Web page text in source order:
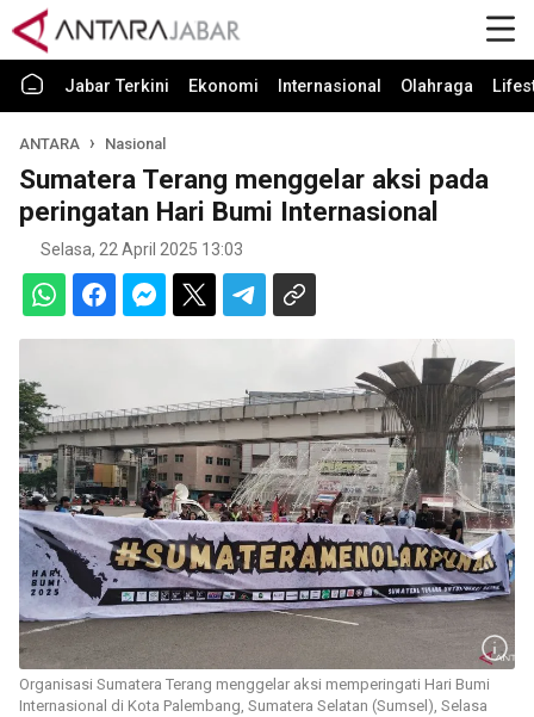
Jabar Terkini Ekonomi Internasional Olahraga
ANTARA Nasional
Sumatera Terang menggelar aksi pada
peringatan Hari Bumi Internasional
Selasa, 22 April 2025 13:03
Organisasi Sumatera Terang menggelar aksi memperingati Hari Bumi
Internasional di Kota Palembang, Sumatera Selatan (Sumsel), Selasa